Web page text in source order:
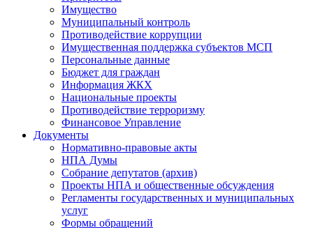
Имущество
Муниципальный контроль
Противодействие коррупции
Имущественная поддержка субъектов МСП
Персональные данные
Бюджет для граждан
Информация ЖКХ
Национальные проекты
Противодействие терроризму
Финансовое Управление
Документы
Нормативно-правовые акты
НПА Думы
Собрание депутатов (архив)
Проекты НПА и общественные обсуждения
Регламенты государственных и муниципальных
услуг
Формы обращений